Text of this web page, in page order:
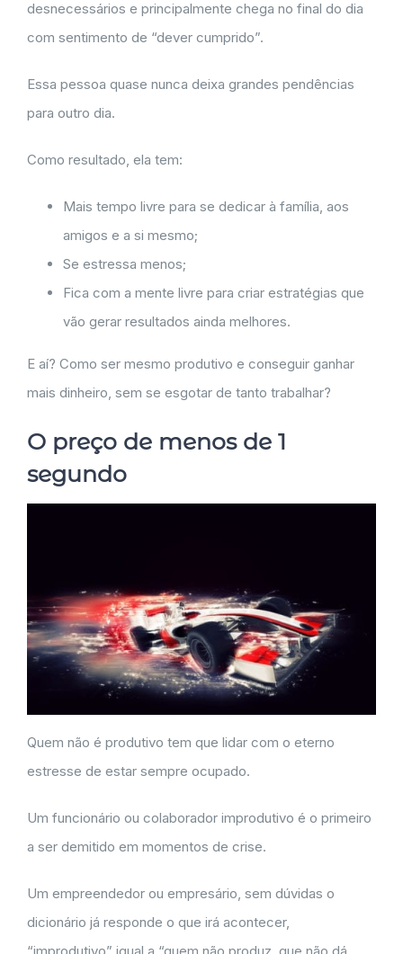
desnecessários e principalmente chega no final do dia
com sentimento de “dever cumprido”.
Essa pessoa quase nunca deixa grandes pendências
para outro dia.
Como resultado, ela tem:
Mais tempo livre para se dedicar à família, aos
amigos e a si mesmo;
Se estressa menos;
Fica com a mente livre para criar estratégias que
vão gerar resultados ainda melhores.
E aí? Como ser mesmo produtivo e conseguir ganhar
mais dinheiro, sem se esgotar de tanto trabalhar?
O preço de menos de 1
segundo
Quem não é produtivo tem que lidar com o eterno
estresse de estar sempre ocupado.
Um funcionário ou colaborador improdutivo é o primeiro
a ser demitido em momentos de crise.
Um empreendedor ou empresário, sem dúvidas o
dicionário já responde o que irá acontecer,